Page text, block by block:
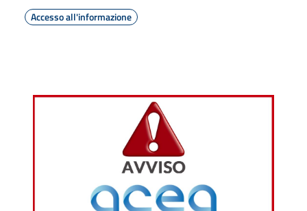
Accesso all'informazione